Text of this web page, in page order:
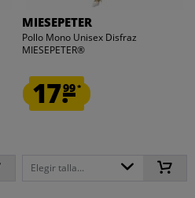
MIESEPETER
Pollo Mono Unisex Disfraz
MIESEPETER®
17.99*
Elegir talla...